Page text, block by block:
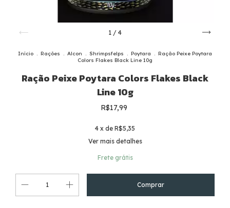
1 / 4
Início . Rações . Alcon . Shrimpsfelps . Poytara . Ração Peixe Poytara
Colors Flakes Black Line 10g
Ração Peixe Poytara Colors Flakes Black
Line 10g
R$17,99
4 x de R$5,35
Ver mais detalhes
Frete grátis